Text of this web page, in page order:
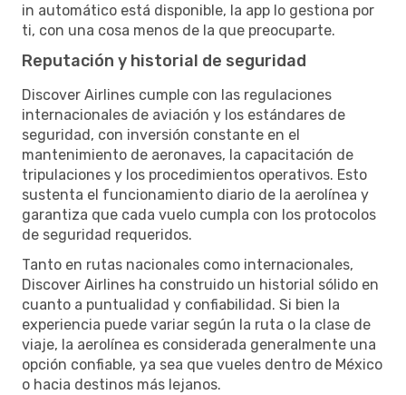
in automático está disponible, la app lo gestiona por
ti, con una cosa menos de la que preocuparte.
Reputación y historial de seguridad
Discover Airlines cumple con las regulaciones
internacionales de aviación y los estándares de
seguridad, con inversión constante en el
mantenimiento de aeronaves, la capacitación de
tripulaciones y los procedimientos operativos. Esto
sustenta el funcionamiento diario de la aerolínea y
garantiza que cada vuelo cumpla con los protocolos
de seguridad requeridos.
Tanto en rutas nacionales como internacionales,
Discover Airlines ha construido un historial sólido en
cuanto a puntualidad y confiabilidad. Si bien la
experiencia puede variar según la ruta o la clase de
viaje, la aerolínea es considerada generalmente una
opción confiable, ya sea que vueles dentro de México
o hacia destinos más lejanos.